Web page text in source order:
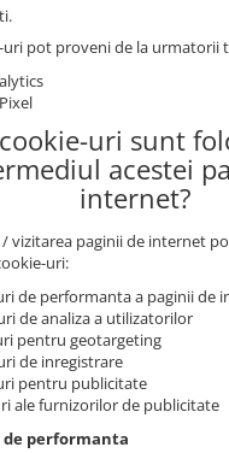
uri pot proveni de la urmatorii
uri sunt
acestei
internet?
vizitarea paginii de internet
uri:
de performanta a paginii de
de analiza a utilizatorilor
pentru geotargeting
de inregistrare
pentru publicitate
ale furnizorilor de publicitate
de performanta